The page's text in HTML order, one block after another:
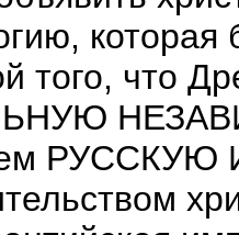
того, что
РУССКУЮ